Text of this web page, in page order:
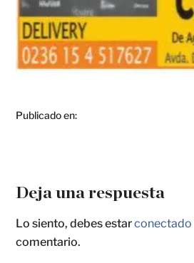
Publicado en:
Deja una respuesta
Lo siento, debes estarconectado
comentario.